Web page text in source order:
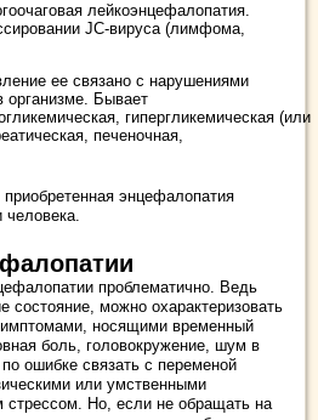
лейкоэнцефалопатия.
JC-вируса (лимфома,
ее связано с нарушениями
организме. Бывает
гипергликемическая (или
печеночная,
энцефалопатия
человека.
проблематично. Ведь
состояние, можно охарактеризовать
носящими временный
боль, головокружение, шум в
ошибке связать с переменой
или умственными
стрессом. Но, если не обращать на